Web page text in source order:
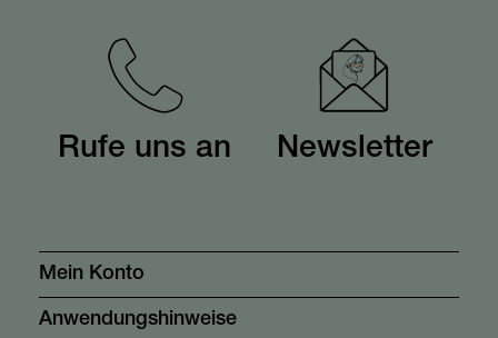
Rufe uns an Newsletter
Mein Konto
Anwendungshinweise